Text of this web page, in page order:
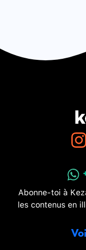
Abonne-toi à
les contenus en